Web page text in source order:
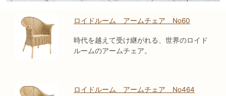
ロイドルーム アームチェア No60
時代を越えて受け継がれる、世界のロイド
ルームのアームチェア。
ロイドルーム アームチェア No464